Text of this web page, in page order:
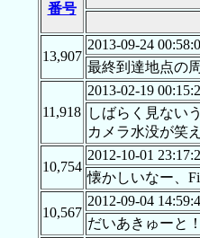
番号
13,907
2013-09-24
最終到達地点の
11,918
2013-02-19
しばらく見ない
カメラ水没が笑
10,754
2012-10-01
懐かしいなー、
10,567
2012-09-04
だいあきゅーと！